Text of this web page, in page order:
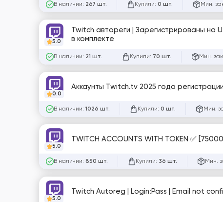
В наличии: 267 шт. Купили: 0 шт. Мин.
5.0
Twitch автореги | Зарегистрированы на
в комплекте
В наличии: 21 шт. Купили: 70 шт. Мин.
0.0
Аккаунты Twitch.tv 2025 года регистрации
В наличии: 1026 шт. Купили: 0 шт. Мин.
5.0
TWITCH ACCOUNTS WITH TOKEN ✅
В наличии: 850 шт. Купили: 36 шт. Мин.
5.0
Twitch Autoreg | Login:Pass | Email not